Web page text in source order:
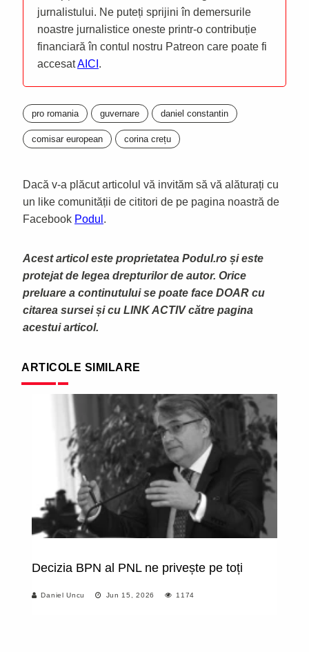
jurnalistului. Ne puteți sprijini în demersurile
noastre jurnalistice oneste printr-o contribuție
financiară în contul nostru Patreon care poate fi
accesatAICI .
pro romania guvernare daniel constantin
comisar european corina crețu
Dacă v-a plăcut articolul vă invităm să vă alăturați cu
un like comunității de cititori de pe pagina noastră de
Facebook Podul .
Acest articol este proprietatea Podul.ro și este
protejat de legea drepturilor de autor. Orice
preluare a continutului se poate face DOAR cu
citarea sursei și cu LINK ACTIV către pagina
acestui articol.
ARTICOLE SIMILARE
Decizia BPN al PNL ne privește pe toți
Daniel Uncu Jun 15, 2026 1174